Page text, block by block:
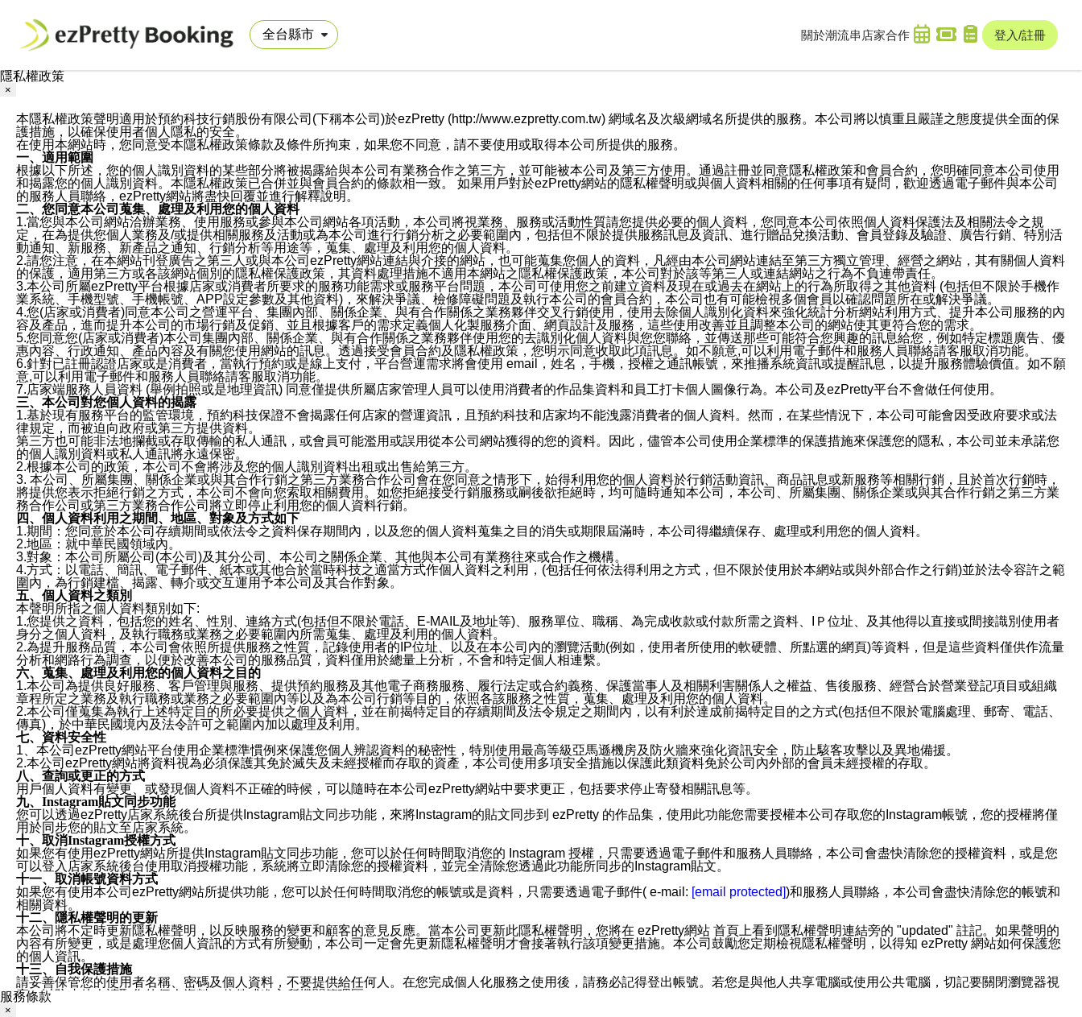
關於潮流串 店家合作 登入/註冊
隱私權政策
×
本隱私權政策聲明適用於預約科技行銷股份有限公司(下稱本公司)於ezPretty (http://www.ezpretty.com.tw) 網域名及次級網域名所提供的服務。本公司將以慎重且嚴謹之態度提供全面的保
護措施，以確保使用者個人隱私的安全。
在使用本網站時，您同意受本隱私權政策條款及條件所拘束，如果您不同意，請不要使用或取得本公司所提供的服務。
一、適用範圍
根據以下所述，您的個人識別資料的某些部分將被揭露給與本公司有業務合作之第三方，並可能被本公司及第三方使用。通過註冊並同意隱私權政策和會員合約，您明確同意本公司使用
和揭露您的個人識別資料。本隱私權政策已合併並與會員合約的條款相一致。 如果用戶對於ezPretty網站的隱私權聲明或與個人資料相關的任何事項有疑問，歡迎透過電子郵件與本公司
的服務人員聯絡，ezPretty網站將盡快回覆並進行解釋說明。
二、您同意本公司蒐集、處理及利用您的個人資料
1.當您與本公司網站洽辦業務、使用服務或參與本公司網站各項活動，本公司將視業務、服務或活動性質請您提供必要的個人資料，您同意本公司依照個人資料保護法及相關法令之規
定，在為提供您個人業務及/或提供相關服務及活動或為本公司進行行銷分析之必要範圍內，包括但不限於提供服務訊息及資訊、進行贈品兌換活動、會員登錄及驗證、廣告行銷、特別活
動通知、新服務、新產品之通知、行銷分析等用途等，蒐集、處理及利用您的個人資料。
2.請您注意，在本網站刊登廣告之第三人或與本公司ezPretty網站連結與介接的網站，也可能蒐集您個人的資料，凡經由本公司網站連結至第三方獨立管理、經營之網站，其有關個人資料
的保護，適用第三方或各該網站個別的隱私權保護政策，其資料處理措施不適用本網站之隱私權保護政策，本公司對於該等第三人或連結網站之行為不負連帶責任。
3.本公司所屬ezPretty平台根據店家或消費者所要求的服務功能需求或服務平台問題，本公司可使用您之前建立資料及現在或過去在網站上的行為所取得之其他資料 (包括但不限於手機作
業系統、手機型號、手機帳號、APP設定參數及其他資料)，來解決爭議、檢修障礙問題及執行本公司的會員合約，本公司也有可能檢視多個會員以確認問題所在或解決爭議。
4.您(店家或消費者)同意本公司之營運平台、集團內部、關係企業、與有合作關係之業務夥伴交叉行銷使用，使用去除個人識別化資料來強化統計分析網站利用方式、提升本公司服務的內
容及產品，進而提升本公司的市場行銷及促銷、並且根據客戶的需求定義個人化製服務介面、網頁設計及服務，這些使用改善並且調整本公司的網站使其更符合您的需求。
5.您同意您(店家或消費者)本公司集團內部、關係企業、與有合作關係之業務夥伴使用您的去識別化個人資料與您您聯絡，並傳送那些可能符合您興趣的訊息給您，例如特定標題廣告、優
惠內容、行政通知、產品內容及有關您使用網站的訊息。透過接受會員合約及隱私權政策，您明示同意收取此項訊息。如不願意,可以利用電子郵件和服務人員聯絡請客服取消功能。
6.針對已註冊認證店家或是消費者，當執行預約或是線上支付，平台營運需求將會使用 email，姓名，手機，授權之通訊帳號，來推播系統資訊或提醒訊息，以提升服務體驗價值。如不願
意,可以利用電子郵件和服務人員聯絡請客服取消功能。
7.店家端服務人員資料 (舉例拍照或是地理資訊) 同意僅提供所屬店家管理人員可以使用消費者的作品集資料和員工打卡個人圖像行為。本公司及ezPretty平台不會做任何使用。
三、本公司對您個人資料的揭露
1.基於現有服務平台的監管環境，預約科技保證不會揭露任何店家的營運資訊，且預約科技和店家均不能洩露消費者的個人資料。然而，在某些情況下，本公司可能會因受政府要求或法
律規定，而被迫向政府或第三方提供資料。
第三方也可能非法地攔截或存取傳輸的私人通訊，或會員可能濫用或誤用從本公司網站獲得的您的資料。因此，儘管本公司使用企業標準的保護措施來保護您的隱私，本公司並未承諾您
的個人識別資料或私人通訊將永遠保密。
2.根據本公司的政策，本公司不會將涉及您的個人識別資料出租或出售給第三方。
3. 本公司、所屬集團、關係企業或與其合作行銷之第三方業務合作公司會在您同意之情形下，始得利用您的個人資料於行銷活動資訊、商品訊息或新服務等相關行銷，且於首次行銷時，
將提供您表示拒絕行銷之方式，本公司不會向您索取相關費用。如您拒絕接受行銷服務或嗣後欲拒絕時，均可隨時通知本公司，本公司、所屬集團、關係企業或與其合作行銷之第三方業
務合作公司或第三方業務合作公司將立即停止利用您的個人資料行銷。
四、個人資料利用之期間、地區、對象及方式如下
1.期間：您同意於本公司存續期間或依法令之資料保存期間內，以及您的個人資料蒐集之目的消失或期限屆滿時，本公司得繼續保存、處理或利用您的個人資料。
2.地區：就中華民國領域內。
3.對象：本公司所屬公司(本公司)及其分公司、本公司之關係企業、其他與本公司有業務往來或合作之機構。
4.方式：以電話、簡訊、電子郵件、紙本或其他合於當時科技之適當方式作個人資料之利用，(包括任何依法得利用之方式，但不限於使用於本網站或與外部合作之行銷)並於法令容許之範
圍內，為行銷建檔、揭露、轉介或交互運用予本公司及其合作對象。
五、個人資料之類別
本聲明所指之個人資料類別如下:
1.您提供之資料，包括您的姓名、性別、連絡方式(包括但不限於電話、E-MAIL及地址等)、服務單位、職稱、為完成收款或付款所需之資料、IＰ位址、及其他得以直接或間接識別使用者
身分之個人資料，及執行職務或業務之必要範圍內所需蒐集、處理及利用的個人資料。
2.為提升服務品質，本公司會依照所提供服務之性質，記錄使用者的IP位址、以及在本公司內的瀏覽活動(例如，使用者所使用的軟硬體、所點選的網頁)等資料，但是這些資料僅供作流量
分析和網路行為調查，以便於改善本公司的服務品質，資料僅用於總量上分析，不會和特定個人相連繫。
六、蒐集、處理及利用您的個人資料之目的
1.本公司為提供良好服務、客戶管理與服務、提供預約服務及其他電子商務服務、履行法定或合約義務、保護當事人及相關利害關係人之權益、售後服務、經營合於營業登記項目或組織
章程所定之業務及執行職務或業務之必要範圍內等以及為本公司行銷等目的，依照各該服務之性質，蒐集、處理及利用您的個人資料。
2.本公司僅蒐集為執行上述特定目的所必要提供之個人資料，並在前揭特定目的存續期間及法令規定之期間內，以有利於達成前揭特定目的之方式(包括但不限於電腦處理、郵寄、電話、
傳真)，於中華民國境內及法令許可之範圍內加以處理及利用。
七、資料安全性
1、本公司ezPretty網站平台使用企業標準慣例來保護您個人辨認資料的秘密性，特別使用最高等級亞馬遜機房及防火牆來強化資訊安全，防止駭客攻擊以及異地備援。
2.本公司ezPretty網站將資料視為必須保護其免於滅失及未經授權而存取的資產，本公司使用多項安全措施以保護此類資料免於公司內外部的會員未經授權的存取。
八、查詢或更正的方式
用戶個人資料有變更、或發現個人資料不正確的時候，可以隨時在本公司ezPretty網站中要求更正，包括要求停止寄發相關訊息等。
九、Instagram貼文同步功能
您可以透過ezPretty店家系統後台所提供Instagram貼文同步功能，來將Instagram的貼文同步到 ezPretty 的作品集，使用此功能您需要授權本公司存取您的Instagram帳號，您的授權將僅
用於同步您的貼文至店家系統。
十、取消Instagram授權方式
如果您有使用ezPretty網站所提供Instagram貼文同步功能，您可以於任何時間取消您的 Instagram 授權，只需要透過電子郵件和服務人員聯絡，本公司會盡快清除您的授權資料，或是您
可以登入店家系統後台使用取消授權功能，系統將立即清除您的授權資料，並完全清除您透過此功能所同步的Instagram貼文。
十一、取消帳號資料方式
如果您有使用本公司ezPretty網站所提供功能，您可以於任何時間取消您的帳號或是資料，只需要透過電子郵件( e-mail: [email protected])和服務人員聯絡，本公司會盡快清除您的帳號和
相關資料。
十二、隱私權聲明的更新
本公司將不定時更新隱私權聲明，以反映服務的變更和顧客的意見反應。當本公司更新此隱私權聲明，您將在 ezPretty網站 首頁上看到隱私權聲明連結旁的 "updated" 註記。如果聲明的
內容有所變更，或是處理您個人資訊的方式有所變動，本公司一定會先更新隱私權聲明才會接著執行該項變更措施。本公司鼓勵您定期檢視隱私權聲明，以得知 ezPretty 網站如何保護您
的個人資訊。
十三、自我保護措施
請妥善保管您的使用者名稱、密碼及個人資料，不要提供給任何人。在您完成個人化服務之使用後，請務必記得登出帳號。若您是與他人共享電腦或使用公共電腦，切記要關閉瀏覽器視
窗，以防止他人讀取您的個人資料、信件或進入所機關管理區。
服務條款
×